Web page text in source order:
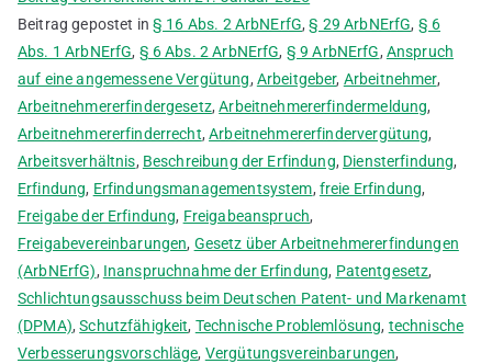
Beitrag gepostet in§ 16 Abs. 2 ArbNErfG,§ 29 ArbNErfG, § 6
Abs. 1 ArbNErfG, § 6 Abs. 2 ArbNErfG, § 9 ArbNErfG, Anspruch
auf eine angemessene Vergütung, Arbeitgeber, Arbeitnehmer,
Arbeitnehmererfindergesetz,Arbeitnehmererfindermeldung,
Arbeitnehmererfinderrecht,Arbeitnehmererfindervergütung,
Arbeitsverhältnis, Beschreibung der Erfindung, Diensterfindung,
Erfindung, Erfindungsmanagementsystem, freie Erfindung,
Freigabe der Erfindung, Freigabeanspruch,
Freigabevereinbarungen, Gesetz über Arbeitnehmererfindungen
(ArbNErfG), Inanspruchnahme der Erfindung, Patentgesetz,
Schlichtungsausschuss beim Deutschen Patent- und Markenamt
(DPMA),Schutzfähigkeit, Technische Problemlösung, technische
Verbesserungsvorschläge, Vergütungsvereinbarungen,